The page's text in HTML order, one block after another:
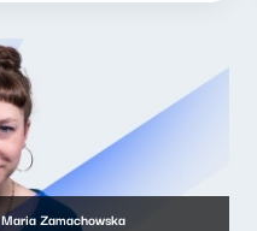
Maria Zamachowska